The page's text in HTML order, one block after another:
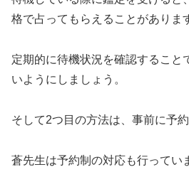
格で占ってもらえることがありま
定期的に待機状況を確認すること
いようにしましょう。
そして2つ目の方法は、事前に予約
蒼先生は予約制の対応も行ってい